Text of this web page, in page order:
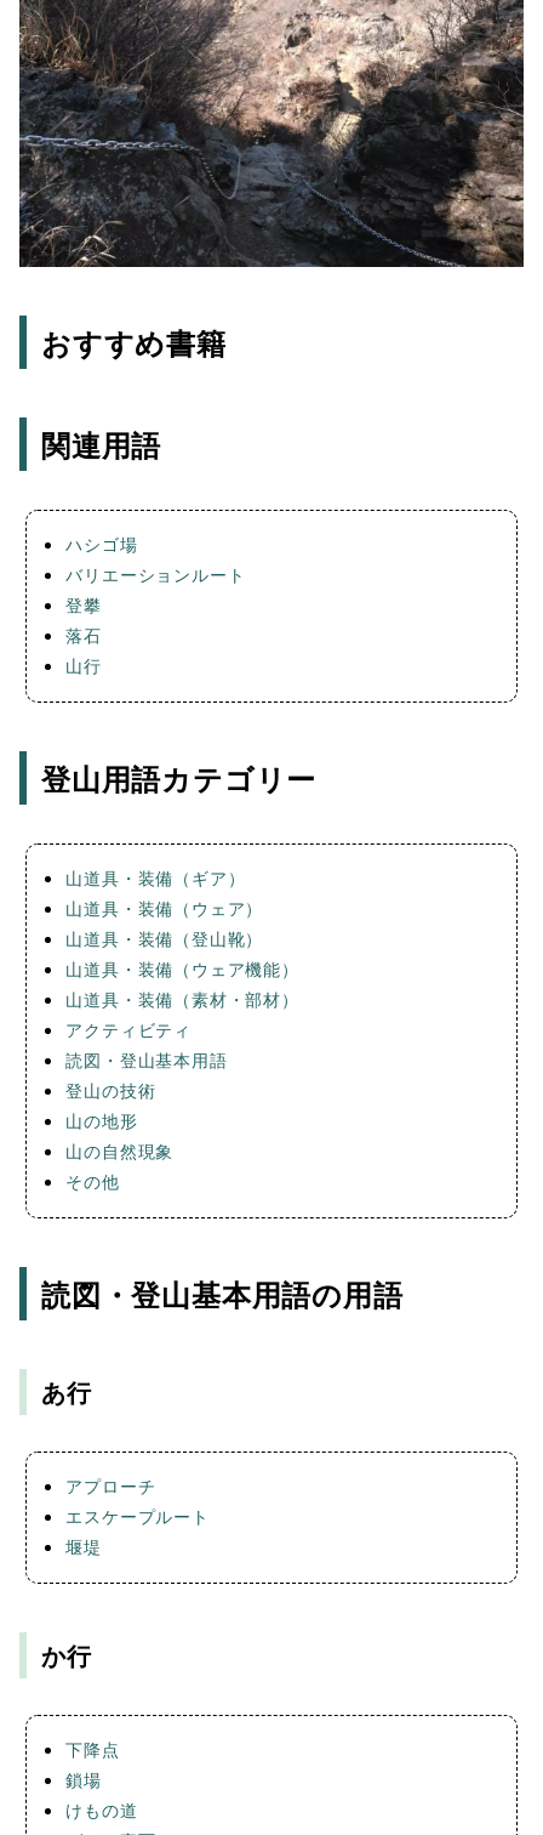
おすすめ書籍
関連用語
ハシゴ場
バリエーションルート
登攀
落石
山行
登山用語カテゴリー
山道具・装備（ギア）
山道具・装備（ウェア）
山道具・装備（登山靴）
山道具・装備（ウェア機能）
山道具・装備（素材・部材）
アクティビティ
読図・登山基本用語
登山の技術
山の地形
山の自然現象
その他
読図・登山基本用語の用語
あ行
アプローチ
エスケープルート
堰堤
か行
下降点
鎖場
けもの道